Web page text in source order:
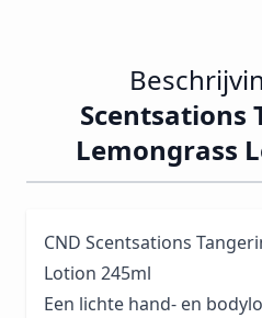
Scentsations
Lemongrass
CND Scentsations
Lotion 245ml
Een lichte hand- en